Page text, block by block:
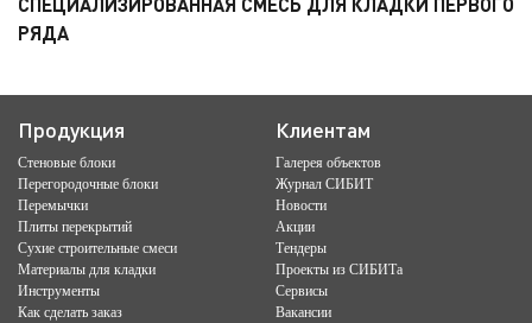
СПЕЦИАЛИЗИРОВАННАЯ СМЕСЬ ДЛЯ КЛАДКИ ПЕРВОГО
РЯДА
Продукция
Стеновые блоки
Перегородочные блоки
Перемычки
Плиты перекрытий
Сухие строительные смеси
Материалы для кладки
Инструменты
Как сделать заказ
Клиентам
Галерея объектов
Журнал СИБИТ
Новости
Акции
Тендеры
Проекты из СИБИТа
Сервисы
Вакансии